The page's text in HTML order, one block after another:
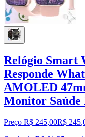
Relógio Smart
Responde
AMOLED
Monitor Saúde
Preço R$ 245,00R$ 245,